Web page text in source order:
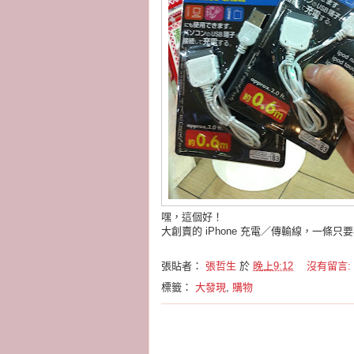
嘿，這個好！
大創賣的 iPhone 充電／傳輸線，一條只
張貼者： 張哲生 於 晚上9:12
沒有留言:
標籤： 大發現, 購物